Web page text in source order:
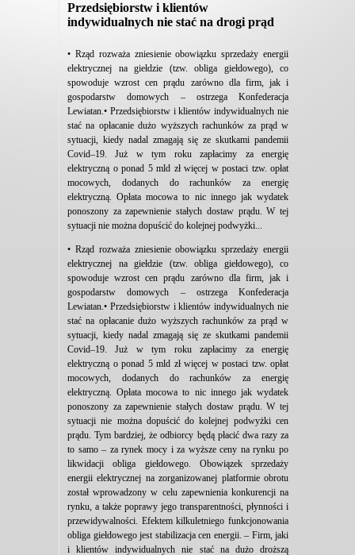
Przedsiębiorstw i klientów
indywidualnych nie stać na drogi prąd
• Rząd rozważa zniesienie obowiązku sprzedaży energii
elektrycznej na giełdzie (tzw. obliga giełdowego), co
spowoduje wzrost cen prądu zarówno dla firm, jak i
gospodarstw domowych – ostrzega Konfederacja
Lewiatan.• Przedsiębiorstw i klientów indywidualnych nie
stać na opłacanie dużo wyższych rachunków za prąd w
sytuacji, kiedy nadal zmagają się ze skutkami pandemii
Covid–19. Już w tym roku zapłacimy za energię
elektryczną o ponad 5 mld zł więcej w postaci tzw. opłat
mocowych, dodanych do rachunków za energię
elektryczną. Opłata mocowa to nic innego jak wydatek
ponoszony za zapewnienie stałych dostaw prądu. W tej
sytuacji nie można dopuścić do kolejnej podwyżki...
• Rząd rozważa zniesienie obowiązku sprzedaży energii
elektrycznej na giełdzie (tzw. obliga giełdowego), co
spowoduje wzrost cen prądu zarówno dla firm, jak i
gospodarstw domowych – ostrzega Konfederacja
Lewiatan.• Przedsiębiorstw i klientów indywidualnych nie
stać na opłacanie dużo wyższych rachunków za prąd w
sytuacji, kiedy nadal zmagają się ze skutkami pandemii
Covid–19. Już w tym roku zapłacimy za energię
elektryczną o ponad 5 mld zł więcej w postaci tzw. opłat
mocowych, dodanych do rachunków za energię
elektryczną. Opłata mocowa to nic innego jak wydatek
ponoszony za zapewnienie stałych dostaw prądu. W tej
sytuacji nie można dopuścić do kolejnej podwyżki cen
prądu. Tym bardziej, że odbiorcy będą płacić dwa razy za
to samo – za rynek mocy i za wyższe ceny na rynku po
likwidacji obliga giełdowego. Obowiązek sprzedaży
energii elektrycznej na zorganizowanej platformie obrotu
został wprowadzony w celu zapewnienia konkurencji na
rynku, a także poprawy jego transparentności, płynności i
przewidywalności. Efektem kilkuletniego funkcjonowania
obliga giełdowego jest stabilizacja cen energii. – Firm, jaki
i klientów indywidualnych nie stać na dużo droższą